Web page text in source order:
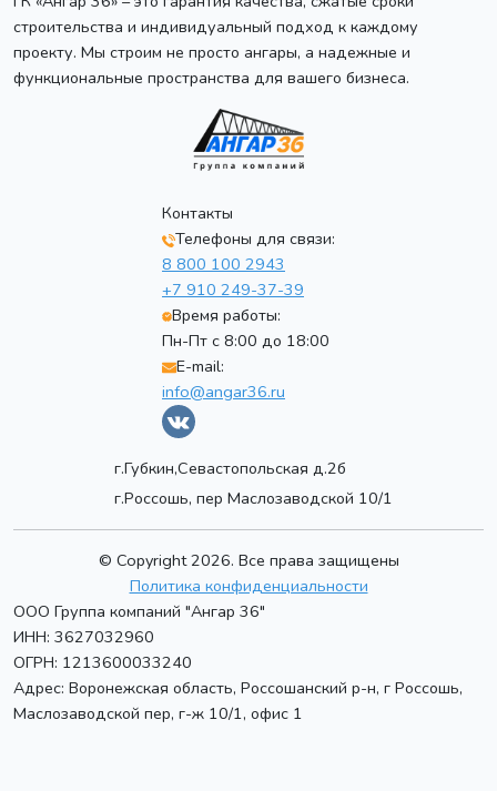
строительства и индивидуальный подход к каждому
проекту. Мы строим не просто ангары, а надежные и
функциональные пространства для вашего бизнеса.
Контакты
Телефоны для связи:
8 800 100 2943
+7 910 249-37-39
Время работы:
Пн-Пт с 8:00 до 18:00
E-mail:
info@angar36.ru
г.Губкин,Севастопольская д.2б
г.Россошь, пер Маслозаводской 10/1
© Copyright 2026. Все права защищены
Политика конфиденциальности
ООО Группа компаний "Ангар 36"
ИНН: 3627032960
ОГРН: 1213600033240
Адрес: Воронежская область, Россошанский р-н, г Россошь,
Маслозаводской пер, г-ж 10/1, офис 1